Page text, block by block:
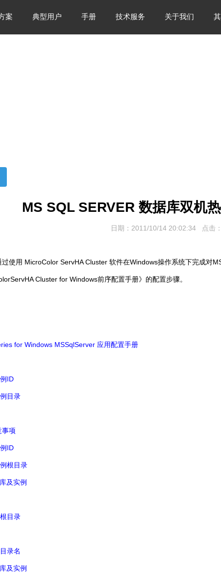
案 典型用户 手册 技术服务 关于我们
MS SQL SERVER 数据库双机
日期：2011/10/14 20:02:34 点击
使用 MicroColor ServHA Cluster 软件在Windows操作系统下完成对
Cluster for Windows前序配置手册》的配置步骤。
for Windows MSSqlServer 应用配置手册
ID
目录
事项
ID
根目录
及实例
目录
录名
及实例